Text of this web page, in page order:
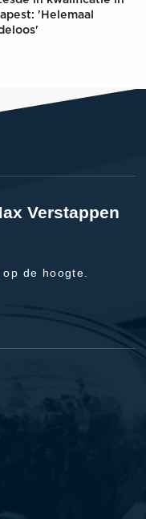
'Helemaal
Verstappen
de hoogte.